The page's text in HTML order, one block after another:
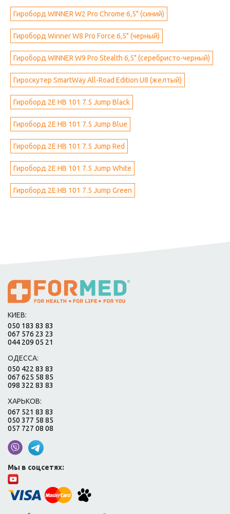
Гироборд WINNER W2 Pro Chrome 6,5" (синий)
Гироборд Winner W8 Pro Force 6,5" (черный)
Гироборд WINNER W9 Pro Stealth 6,5" (серебристо-черный)
Гироскутер SmartWay All-Road Edition U8 (желтый)
Гироборд 2Е HB 101 7.5 Jump Black
Гироборд 2Е HB 101 7.5 Jump Blue
Гироборд 2Е HB 101 7.5 Jump Red
Гироборд 2Е HB 101 7.5 Jump White
Гироборд 2Е HB 101 7.5 Jump Green
КИЕВ:
050 183 83 83
067 576 23 23
044 209 05 21
ОДЕССА:
050 422 83 83
067 625 58 85
098 322 83 83
ХАРЬКОВ:
067 521 83 83
050 377 58 85
057 727 08 08
Мы в соцсетях: